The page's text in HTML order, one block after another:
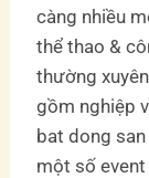
càng nhiều
thể thao &
thường
gồm nghiệp
bat dong
một số